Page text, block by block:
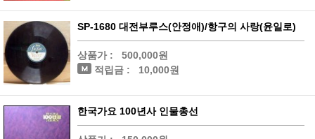
SP-1680 대전부루스(안정애)/항구의 사랑(윤일로)
상품가 :
500,000원
적립금 :
10,000원
한국가요 100년사 인물총선